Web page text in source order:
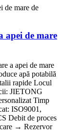
apei de mare
a apei de mare
apă potabilă
rapide Locul
JIETONG
Timp
ISO9001,
Debit de proces
→ Rezervor